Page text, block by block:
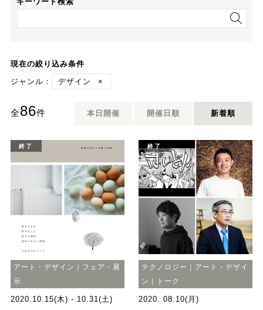
現在の絞り込み条件
ジャンル：
デザイン ×
全86件 本日開催 開催日順 新着順
終了
アート・デザイン｜フェア・展
示
2020.10.15(木) - 10.31(土)
終了
テクノロジー｜アート・デザイ
ン｜トーク
2020. 08.10(月)